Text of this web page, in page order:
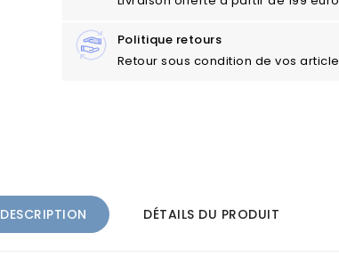
Politique retours
Retour sous condition de vos
DESCRIPTION DÉTAILS DU PRODUIT